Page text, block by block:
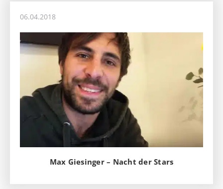
06.04.2018
Max Giesinger – Nacht der Stars